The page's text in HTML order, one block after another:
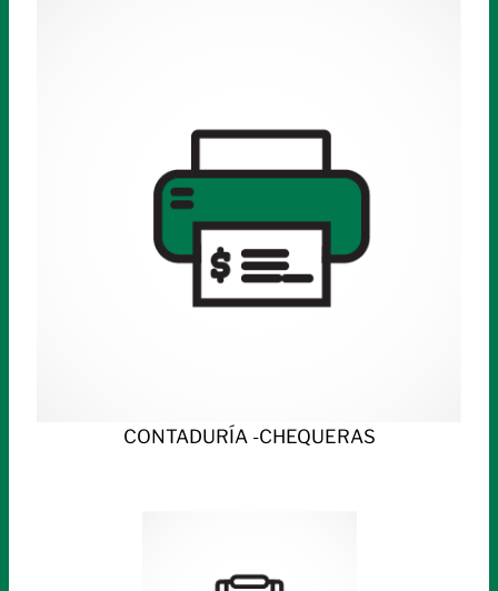
CONTADURÍA -CHEQUERAS